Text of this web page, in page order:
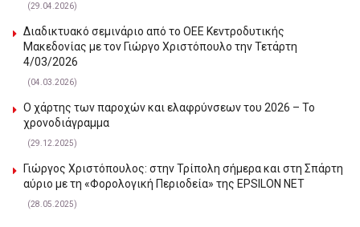
(29.04.2026)
Διαδικτυακό σεμινάριο από το ΟΕΕ Κεντροδυτικής
Μακεδονίας με τον Γιώργο Χριστόπουλο την Τετάρτη
4/03/2026
(04.03.2026)
Ο χάρτης των παροχών και ελαφρύνσεων του 2026 – Το
χρονοδιάγραμμα
(29.12.2025)
Γιώργος Χριστόπουλος: στην Τρίπολη σήμερα και στη Σπάρτη
αύριο με τη «Φορολογική Περιοδεία» της EPSILON NET
(28.05.2025)